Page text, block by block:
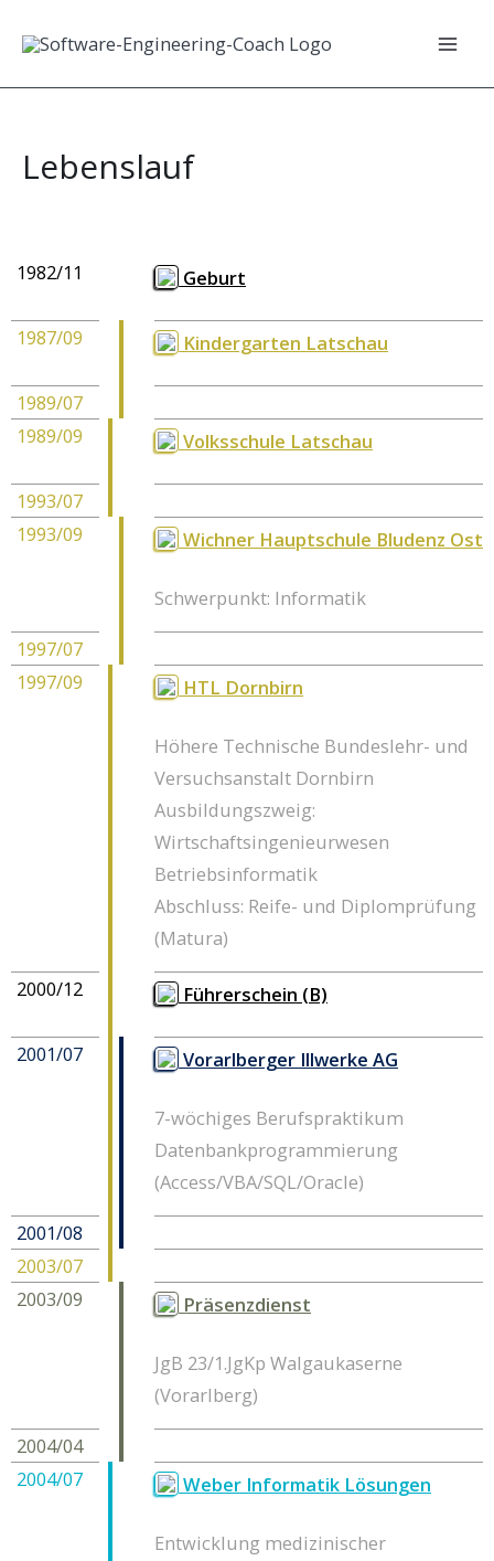
Inhalt
Lebenslauf
1982/11 Geburt
1987/09 Kindergarten Latschau
1989/07
1989/09
Volksschule Latschau
1993/07
1993/09
Wichner Hauptschule Bludenz Ost
Schwerpunkt: Informatik
1997/07
1997/09
HTL Dornbirn
Höhere Technische Bundeslehr- und
Versuchsanstalt Dornbirn
Ausbildungszweig:
Wirtschaftsingenieurwesen
Betriebsinformatik
Abschluss: Reife- und Diplomprüfung
(Matura)
2000/12
Führerschein (B)
2001/07 Vorarlberger Illwerke AG
7-wöchiges Berufspraktikum
Datenbankprogrammierung
(Access/VBA/SQL/Oracle)
2001/08
2003/07
2003/09
Präsenzdienst
JgB 23/1.JgKp Walgaukaserne
(Vorarlberg)
2004/04
2004/07
Weber Informatik Lösungen
Entwicklung medizinischer